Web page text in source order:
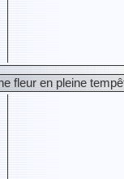
fleur en pleine